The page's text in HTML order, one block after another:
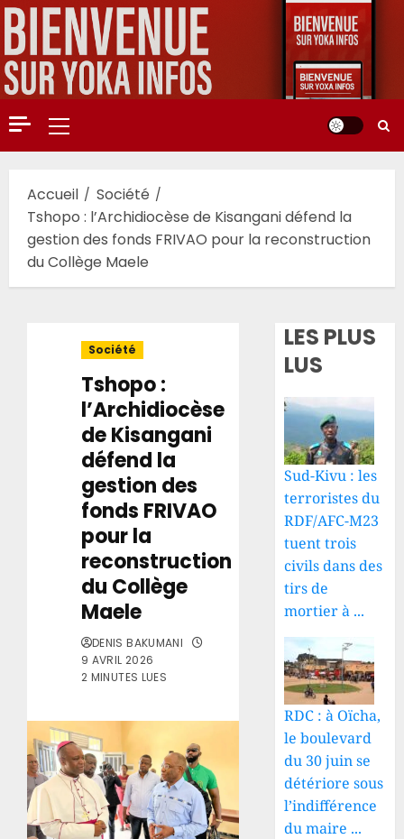
Aller
au
contenu
Menu
principal
Accueil
Société
Tshopo : l’Archidiocèse de Kisangani défend la
gestion des fonds FRIVAO pour la reconstruction
du Collège Maele
Société
Tshopo :
l’Archidiocèse
de Kisangani
défend la
gestion des
fonds FRIVAO
pour la
reconstruction
du Collège
Maele
DENIS BAKUMANI
9 AVRIL 2026
2 MINUTES LUES
LES PLUS
LUS
Sud-Kivu : les
terroristes du
RDF/AFC-M23
tuent trois
civils dans des
tirs de
mortier à ...
RDC : à Oïcha,
le boulevard
du 30 juin se
détériore sous
l’indifférence
du maire ...